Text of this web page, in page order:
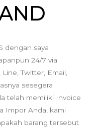
dengan saya
24/7 via
Twitter, Email,
sesegera
telah memiliki Invoice
Impor Anda, kami
barang tersebut